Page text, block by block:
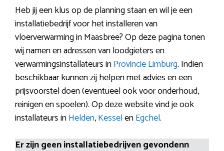
Heb jij een klus op de planning staan en wil je een
installatiebedrijf voor het installeren van
vloerverwarming in Maasbree? Op deze pagina tonen
wij namen en adressen van loodgieters en
verwarmingsinstallateurs inProvincie Limburg. Indien
beschikbaar kunnen zij helpen met advies en een
prijsvoorstel doen (eventueel ook voor onderhoud,
reinigen en spoelen). Op deze website vind je ook
installateurs inHelden,KesselenEgchel.
Er zijn geen installatiebedrijven gevondenn